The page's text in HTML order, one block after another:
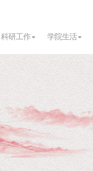
科研工作 学院生活